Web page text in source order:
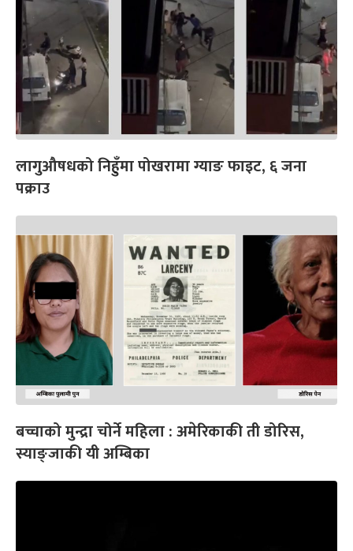
लागुऔषधको निहुँमा पोखरामा ग्याङ फाइट, ६ जना
पक्राउ
बच्चाको मुन्द्रा चोर्ने महिला : अमेरिकाकी ती डोरिस,
स्याङ्जाकी यी अम्बिका